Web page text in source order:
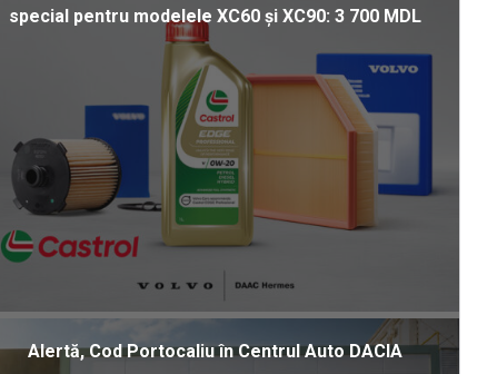
special pentru modelele XC60 și XC90: 3 700 MDL
Alertă, Cod Portocaliu în Centrul Auto DACIA